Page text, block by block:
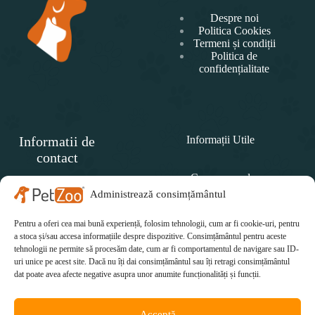
Administrează consimțământul
Pentru a oferi cea mai bună experiență, folosim tehnologii, cum ar fi cookie-uri, pentru
a stoca și/sau accesa informațiile despre dispozitive. Consimțământul pentru aceste
tehnologii ne permite să procesăm date, cum ar fi comportamentul de navigare sau ID-
uri unice pe acest site. Dacă nu îți dai consimțământul sau îți retragi consimțământul
dat poate avea afecte negative asupra unor anumite funcționalități și funcții.
Despre noi
Politica Cookies
Termeni și condiții
Politica de
confidențialitate
Informatii de
contact
PET
Telefon:
0771 415 812
Email:
Informații Utile
Cum comand
Politica de retur
Cum plătesc
Cum se livrează